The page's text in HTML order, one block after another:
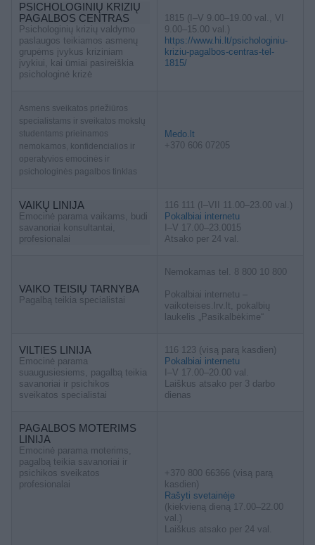
PSICHOLOGINIŲ KRIZIŲ
PAGALBOS CENTRAS
Psichologinių krizių valdymo
paslaugos teikiamos asmenų
grupėms įvykus kriziniam
įvykiui, kai ūmiai pasireiškia
psichologinė krizė
1815 (I–V 9.00–19.00 val., VI
9.00–15.00 val.)
https://www.hi.lt/psichologiniu-
kriziu-pagalbos-centras-tel-
1815/
Asmens sveikatos priežiūros
specialistams ir sveikatos mokslų
studentams prieinamos
nemokamos, konfidencialios ir
operatyvios emocinės ir
psichologinės pagalbos tinklas
Medo.lt
+370 606 07205
VAIKŲ LINIJA
Emocinė parama vaikams, budi
savanoriai konsultantai,
profesionalai
116 111 (I–VII 11.00–23.00 val.)
Pokalbiai internetu
I–V 17.00–23.0015
Atsako per 24 val.
VAIKO TEISIŲ TARNYBA
Pagalbą teikia specialistai
Nemokamas tel. 8 800 10 800
Pokalbiai internetu –
vaikoteises.lrv.lt, pokalbių
laukelis „Pasikalbėkime“
VILTIES LINIJA
Emocinė parama
suaugusiesiems, pagalbą teikia
savanoriai ir psichikos
sveikatos specialistai
116 123 (visą parą kasdien)
Pokalbiai internetu
I–V 17.00–20.00 val.
Laiškus atsako per 3 darbo
dienas
PAGALBOS MOTERIMS
LINIJA
Emocinė parama moterims,
pagalbą teikia savanoriai ir
psichikos sveikatos
profesionalai
+370 800 66366 (visą parą
kasdien)
Rašyti svetainėje
(kiekvieną dieną 17.00–22.00
val.)
Laiškus atsako per 24 val.